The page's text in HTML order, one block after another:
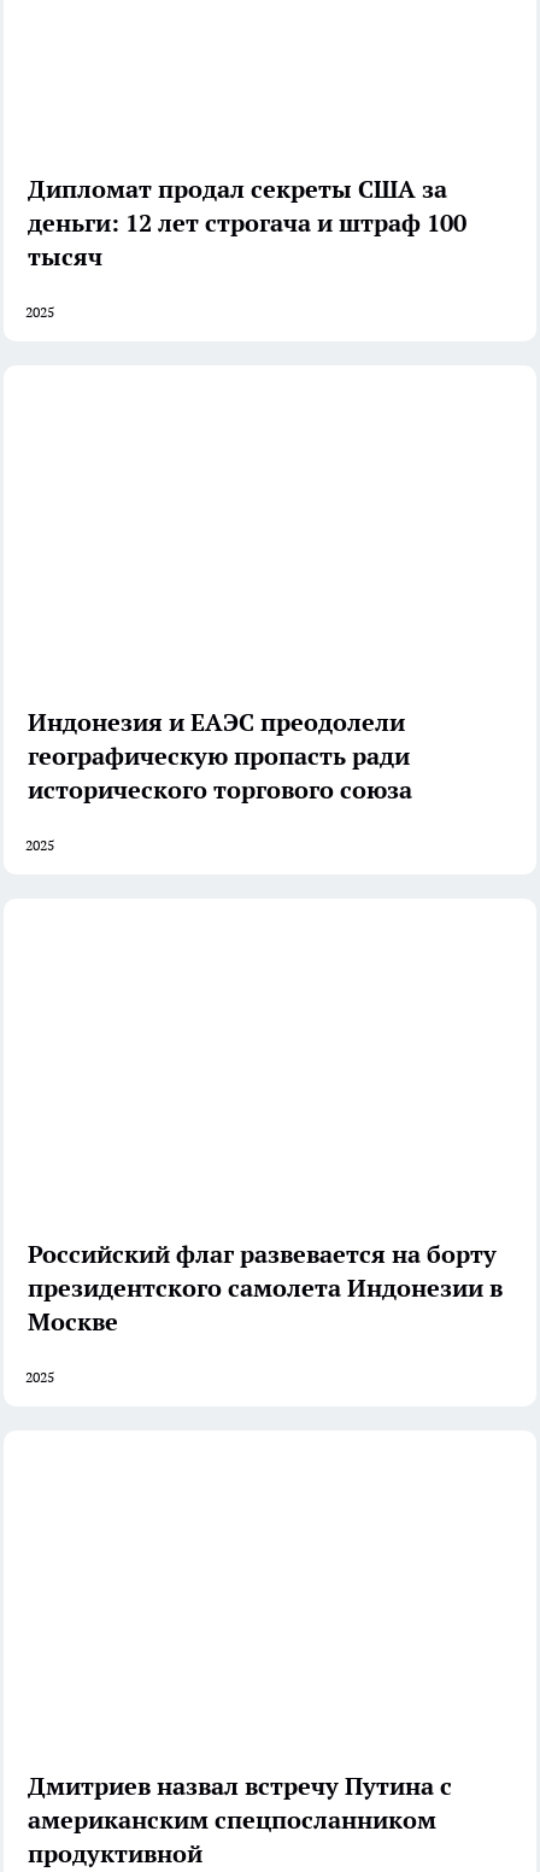
Дипломат продал секреты США за
деньги: 12 лет строгача и штраф 100
тысяч
2025
Индонезия и ЕАЭС преодолели
географическую пропасть ради
исторического торгового союза
2025
Российский флаг развевается на борту
президентского самолета Индонезии в
Москве
2025
Дмитриев назвал встречу Путина с
американским спецпосланником
продуктивной